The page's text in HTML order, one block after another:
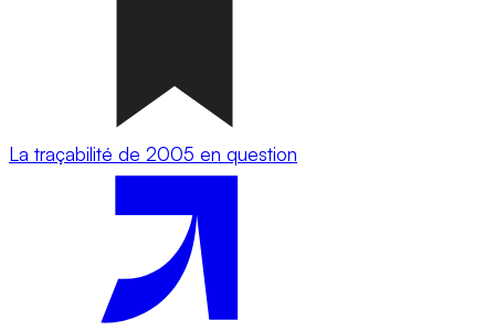
La traçabilité de 2005 en question